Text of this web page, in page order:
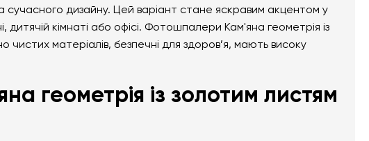
сучасного дизайну. Цей варіант стане яскравим акцентом у
дитячій кімнаті або офісі. Фотошпалери Кам'яна геометрія із
чистих матеріалів, безпечні для здоров’я, мають високу
геометрія із золотим листям